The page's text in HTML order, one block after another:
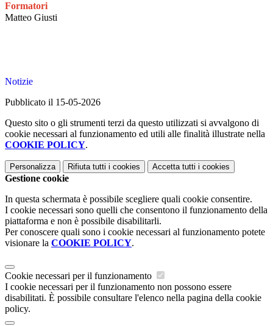
Formatori
Matteo Giusti
Notizie
Pubblicato il 15-05-2026
Questo sito o gli strumenti terzi da questo utilizzati si avvalgono di
cookie necessari al funzionamento ed utili alle finalità illustrate nella
COOKIE POLICY.
Personalizza Rifiuta tutti i cookies Accetta tutti i cookies
Gestione cookie
In questa schermata è possibile scegliere quali cookie consentire.
I cookie necessari sono quelli che consentono il funzionamento della
piattaforma e non è possibile disabilitarli.
Per conoscere quali sono i cookie necessari al funzionamento potete
visionare la COOKIE POLICY.
Cookie necessari per il funzionamento
I cookie necessari per il funzionamento non possono essere
disabilitati. È possibile consultare l'elenco nella pagina della cookie
policy.